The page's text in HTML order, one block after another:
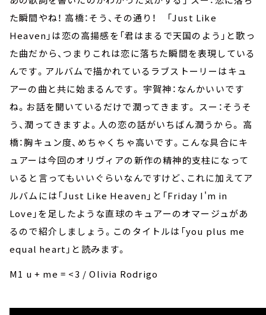
た瞬間やね！ 高橋：そう、その通り！ 「Just Like
Heaven」は恋の高揚感を「君はまるで天国のよう」と歌っ
た曲だから、つまりこれは恋に落ちた瞬間を表現している
んです。アルバムで描かれているラブストーリーはキュ
アーの曲と共に始まるんです。 宇賀神：なんかいいです
ね。お話を聞いているだけで潤ってきます。 スー：そうそ
う、潤ってきますよ。人の恋の話がいちばん潤うから。 高
橋：胸キュン度、めちゃくちゃ高いです。こんな具合にキ
ュアーは今回のオリヴィアの新作の精神的支柱になって
いると言ってもいいぐらいなんですけど、これに加えてア
ルバムには「Just Like Heaven」と「Friday I'm in
Love」を足したような直球のキュアーのオマージュがあ
るので紹介しましょう。このタイトルは「you plus me
equal heart」と読みます。
M1 u + me = <3 / Olivia Rodrigo